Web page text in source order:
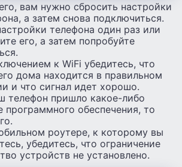
вам нужно сбросить настройки
а затем снова подключиться.
телефона один раз или
его, а затем попробуйте
к WiFi убедитесь, что
дома находится в правильном
и что сигнал идет хорошо.
телефон пришло какое-либо
программного обеспечения, то
роутере, к которому вы
убедитесь, что ограничение
устройств не установлено.